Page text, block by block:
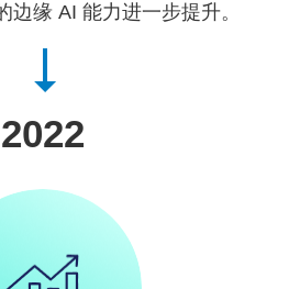
边缘 AI 能力进一步提升。
2022